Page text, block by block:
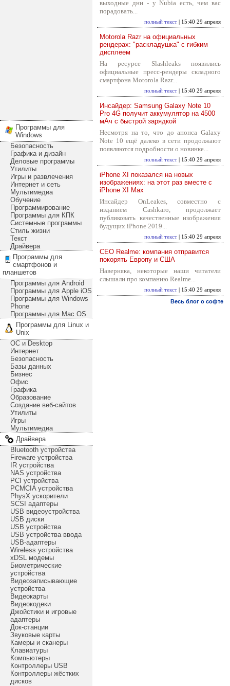
Программы для
Windows
Безопасность
Графика и дизайн
Деловые программы
Утилиты
Игры и развлечения
Интернет и сеть
Мультимедиа
Обучение
Программирование
Программы для КПК
Системные программы
Стиль жизни
Текст
Драйвера
Программы для
смартфонов и
планшетов
Программы для Android
Программы для Apple iOS
Программы для Windows
Phone
Программы для Mac OS
Программы для Linux и
Unix
ОС и Desktop
Интернет
Безопасность
Базы данных
Бизнес
Офис
Графика
Образование
Создание веб-сайтов
Утилиты
Игры
Мультимедиа
Драйвера
Bluetooth устройства
Fireware устройства
IR устройства
NAS устройства
PCI устройства
PCMCIA устройства
PhysX ускорители
SCSI адаптеры
USB видеоустройства
USB диски
USB устройства
USB устройства ввода
USB-адаптеры
Wireless устройства
xDSL модемы
Биометрические
устройства
Видеозаписывающие
устройства
Видеокарты
Видеокодеки
Джойстики и игровые
адаптеры
Док-станции
Звуковые карты
Камеры и сканеры
Клавиатуры
Компьютеры
Контроллеры USB
Контроллеры жёстких
дисков
выходные дни - у Nubia есть, чем вас
порадовать...
полный текст | 15:40 29 апреля
Motorola Razr на официальных
рендерах: "раскладушка" с гибким
дисплеем
На ресурсе Slashleaks появились
официальные пресс-рендеры складного
смартфона Motorola Razr...
полный текст | 15:40 29 апреля
Инсайдер: Samsung Galaxy Note 10
Pro 4G получит аккумулятор на 4500
мАч с быстрой зарядкой
Несмотря на то, что до анонса Galaxy
Note 10 ещё далеко в сети продолжают
появляются подробности о новинке...
полный текст | 15:40 29 апреля
iPhone XI показался на новых
изображениях: на этот раз вместе с
iPhone XI Max
Инсайдер OnLeakes, совместно с
изданием Cashkaro, продолжает
публиковать качественные изображения
будущих iPhone 2019...
полный текст | 15:40 29 апреля
CEO Realme: компания отправится
покорять Европу и США
Наверняка, некоторые наши читатели
слышали про компанию Realme...
полный текст | 15:40 29 апреля
Весь блог о софте